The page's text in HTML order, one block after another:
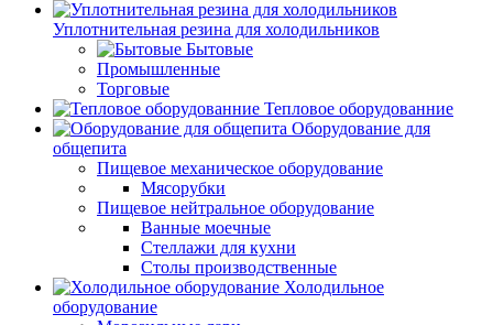
Уплотнительная резина для холодильников
Бытовые
Промышленные
Торговые
Тепловое оборудованние
Оборудование для
общепита
Пищевое механическое оборудование
Мясорубки
Пищевое нейтральное оборудование
Ванные моечные
Стеллажи для кухни
Столы производственные
Холодильное
оборудование